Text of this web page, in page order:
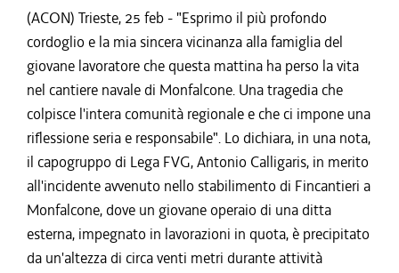
(ACON) Trieste, 25 feb - "Esprimo il più profondo
cordoglio e la mia sincera vicinanza alla famiglia del
giovane lavoratore che questa mattina ha perso la vita
nel cantiere navale di Monfalcone. Una tragedia che
colpisce l'intera comunità regionale e che ci impone una
riflessione seria e responsabile". Lo dichiara, in una nota,
il capogruppo di Lega FVG, Antonio Calligaris, in merito
all'incidente avvenuto nello stabilimento di Fincantieri a
Monfalcone, dove un giovane operaio di una ditta
esterna, impegnato in lavorazioni in quota, è precipitato
da un'altezza di circa venti metri durante attività